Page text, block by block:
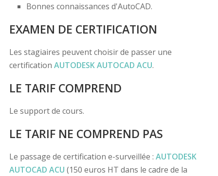
Bonnes connaissances d'AutoCAD.
EXAMEN DE CERTIFICATION
Les stagiaires peuvent choisir de passer une
certification AUTODESK AUTOCAD ACU.
LE TARIF COMPREND
Le support de cours.
LE TARIF NE COMPREND PAS
Le passage de certification e-surveillée : AUTODESK
AUTOCAD ACU (150 euros HT dans le cadre de la